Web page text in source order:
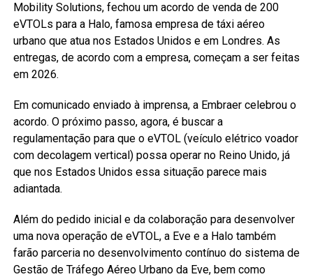
Mobility Solutions, fechou um acordo de venda de 200
eVTOLs para a Halo, famosa empresa de táxi aéreo
urbano que atua nos Estados Unidos e em Londres. As
entregas, de acordo com a empresa, começam a ser feitas
em 2026.
Em comunicado enviado à imprensa, a Embraer celebrou o
acordo. O próximo passo, agora, é buscar a
regulamentação para que o eVTOL (veículo elétrico voador
com decolagem vertical) possa operar no Reino Unido, já
que nos Estados Unidos essa situação parece mais
adiantada.
Além do pedido inicial e da colaboração para desenvolver
uma nova operação de eVTOL, a Eve e a Halo também
farão parceria no desenvolvimento contínuo do sistema de
Gestão de Tráfego Aéreo Urbano da Eve, bem como